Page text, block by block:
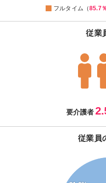
フルタイム（85.7
従業
要介護者
従業員